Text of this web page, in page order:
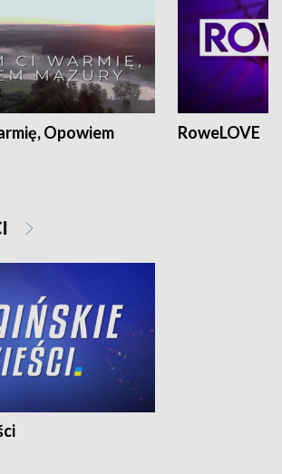
Opowiem
RoweLOVE